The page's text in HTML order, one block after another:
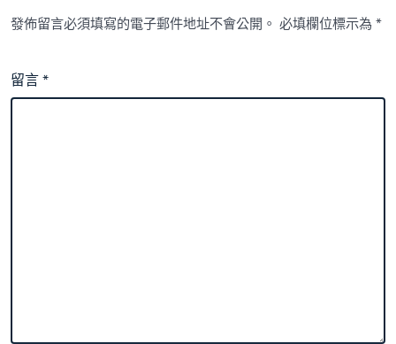
發佈留言必須填寫的電子郵件地址不會公開。 必填欄位標示為*
留言*